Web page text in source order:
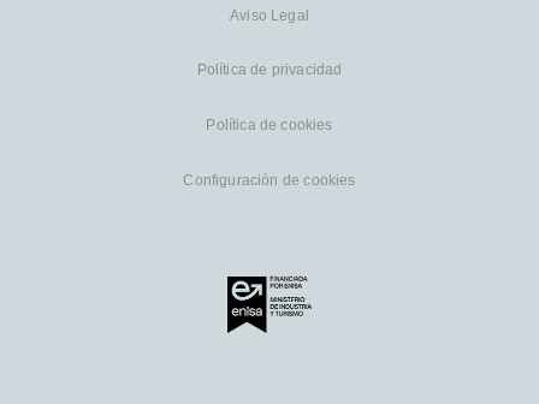
Aviso Legal
Política de privacidad
Política de cookies
Configuración de cookies